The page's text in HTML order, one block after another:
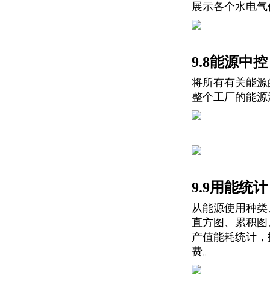
展示各个水电
9.8能源中控
将所有有关能
整个工厂的能
9.9用能统计
从能源使用种
直方图、累积
产值能耗统计
费。